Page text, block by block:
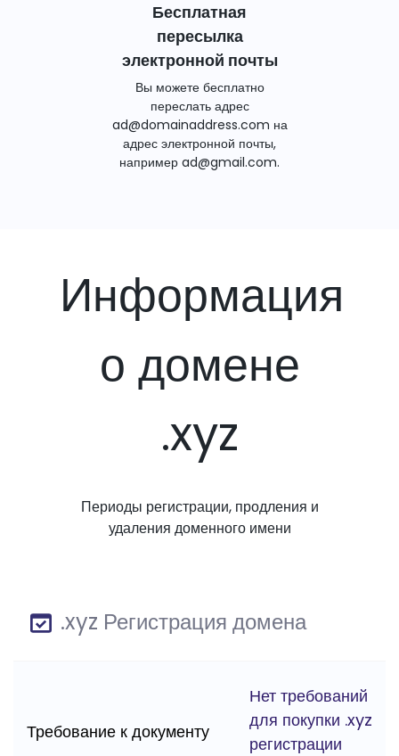
Бесплатная
пересылка
электронной почты
Вы можете бесплатно
переслать адрес
ad@domainaddress.com на
адрес электронной почты,
например ad@gmail.com.
Информация
о домене
.xyz
Периоды регистрации, продления и
удаления доменного имени
.xyz Регистрация домена
Требование к документу
Нет требований
для покупки .xyz
регистрации